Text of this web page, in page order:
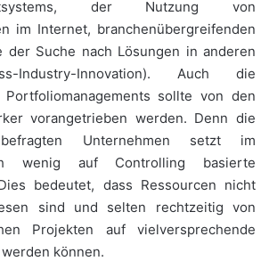
der Nutzung von
im Internet, branchenübergreifenden
der Suche nach Lösungen in anderen
Industry-Innovation). Auch die
sollte von den
vorangetrieben werden. Denn die
Unternehmen setzt im
wenig auf Controlling basierte
bedeutet, dass Ressourcen nicht
sind und selten rechtzeitig von
Projekten auf vielversprechende
können.